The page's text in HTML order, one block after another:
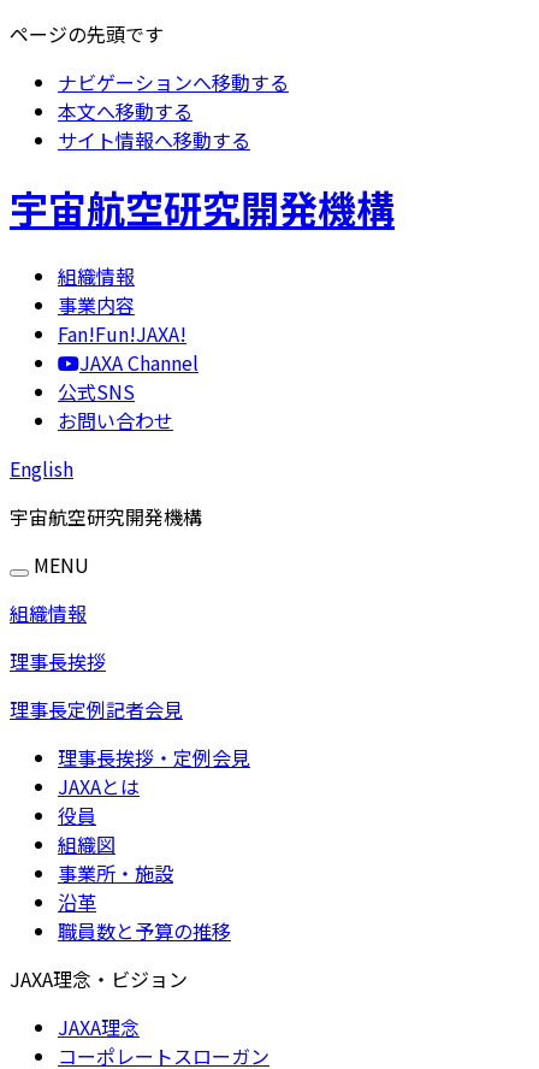
ページの先頭です
ナビゲーションへ移動する
本文へ移動する
サイト情報へ移動する
宇宙航空研究開発機構
組織情報
事業内容
Fan!Fun!JAXA!
JAXA Channel
公式SNS
お問い合わせ
English
宇宙航空研究開発機構
MENU
組織情報
理事長挨拶
理事長定例記者会見
理事長挨拶・定例会見
JAXAとは
役員
組織図
事業所・施設
沿革
職員数と予算の推移
JAXA理念・ビジョン
JAXA理念
コーポレートスローガン